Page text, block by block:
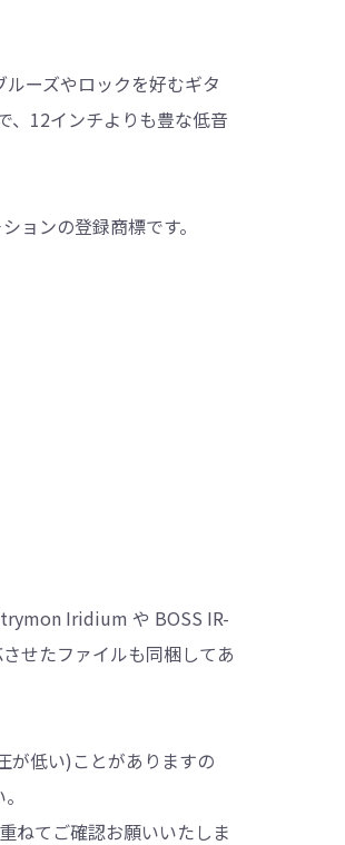
ーズやロックを好むギタ
、12インチよりも豊な低音
ョンの登録商標です。
Iridium や BOSS IR-
せたファイルも同梱してあ
が低い)ことがありますの
ねてご確認お願いいたしま